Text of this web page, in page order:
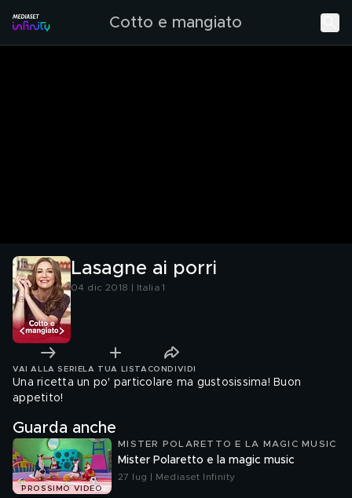
Cotto e mangiato
Lasagne ai porri
04 dic 2018 | Italia 1
VAI ALLA SERIE LA TUA LISTA CONDIVIDI
Una ricetta un po' particolare ma gustosissima! Buon
appetito!
Guarda anche
PROSSIMO VIDEO
MISTER POLARETTO E LA MAGIC MUSIC
Mister Polaretto e la magic music
27 lug | Mediaset Infinity